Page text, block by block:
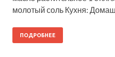
молотый соль Кухня:
ПОДРОБНЕЕ